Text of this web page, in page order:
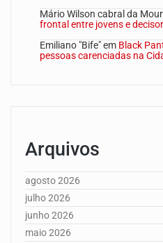
Mário Wilson cabral da
frontal entre jovens e
Emiliano "Bife"em Black
pessoas carenciadas na
Arquivos
agosto 2026
julho 2026
junho 2026
maio 2026